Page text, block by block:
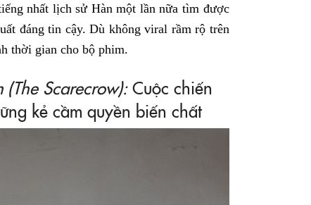
nhất lịch sử Hàn một lần nữa tìm được
đáng tin cậy. Dù không viral rầm rộ trên
thời gian cho bộ phim.
Scarecrow):Cuộc chiến
kẻ cầm quyền biến chất